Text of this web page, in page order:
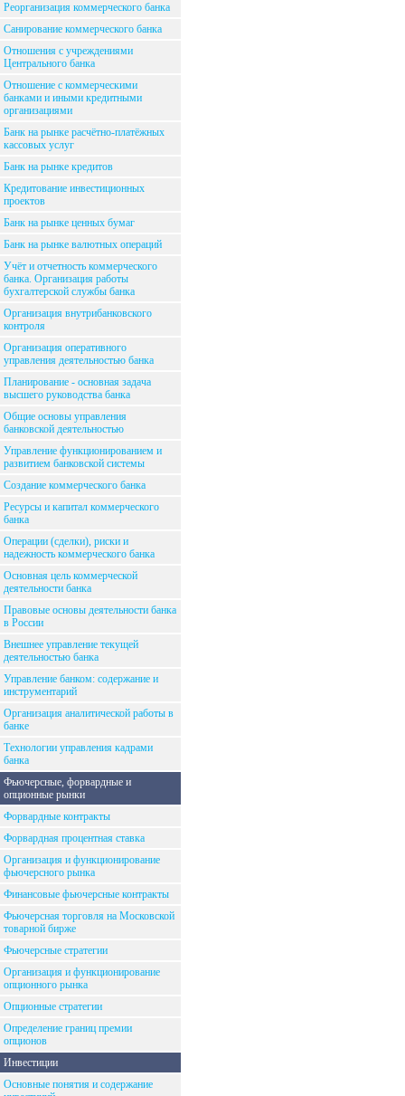
Реорганизация коммерческого банка
Санирование коммерческого банка
Отношения с учреждениями
Центрального банка
Отношение с коммерческими
банками и иными кредитными
организациями
Банк на рынке расчётно-платёжных
кассовых услуг
Банк на рынке кредитов
Кредитование инвестиционных
проектов
Банк на рынке ценных бумаг
Банк на рынке валютных операций
Учёт и отчетность коммерческого
банка. Организация работы
бухгалтерской службы банка
Организация внутрибанковского
контроля
Организация оперативного
управления деятельностью банка
Планирование - основная задача
высшего руководства банка
Общие основы управления
банковской деятельностью
Управление функционированием и
развитием банковской системы
Создание коммерческого банка
Ресурсы и капитал коммерческого
банка
Операции (сделки), риски и
надежность коммерческого банка
Основная цель коммерческой
деятельности банка
Правовые основы деятельности банка
в России
Внешнее управление текущей
деятельностью банка
Управление банком: содержание и
инструментарий
Организация аналитической работы в
банке
Технологии управления кадрами
банка
Фьючерсные, форвардные и
опционные рынки
Форвардные контракты
Форвардная процентная ставка
Организация и функционирование
фьючерсного рынка
Финансовые фьючерсные контракты
Фьючерсная торговля на Московской
товарной бирже
Фьючерсные стратегии
Организация и функционирование
опционного рынка
Опционные стратегии
Определение границ премии
опционов
Инвестиции
Основные понятия и содержание